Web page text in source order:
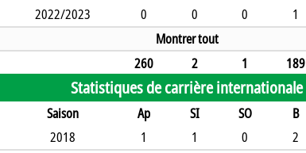
2022/2023 0 0 0 1
Montrer tout
260
2 1 189
Statistiques de carrière internationale
Saison Ap SI SO B
2018 1 1 0 2